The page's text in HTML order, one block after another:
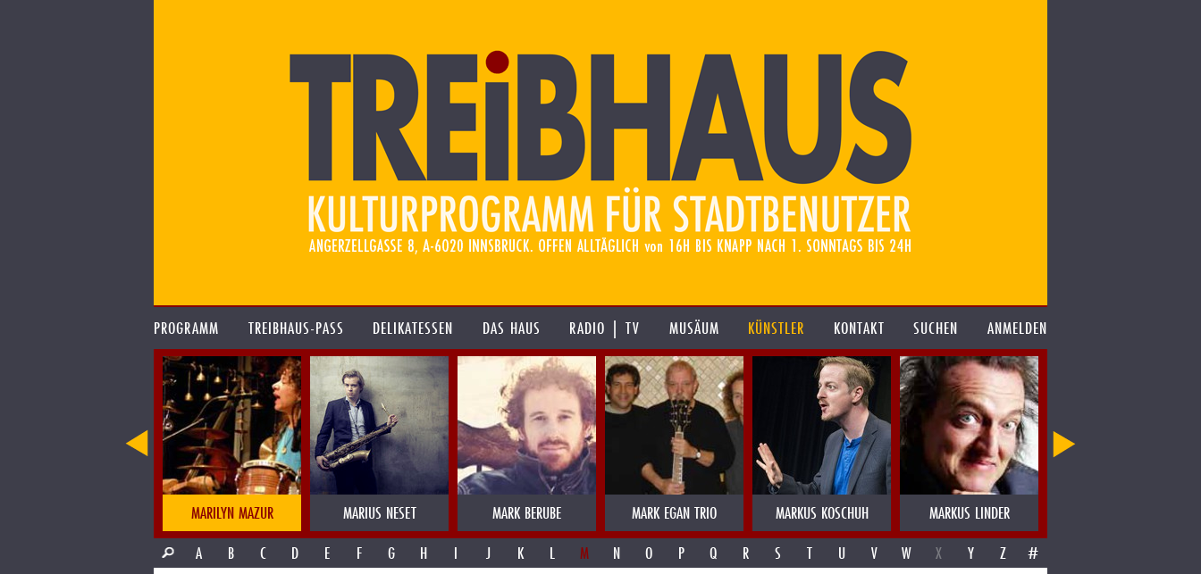
PROGRAMM TREIBHAUS-PASS DELIKATESSEN DAS HAUS RADIO | TV MUSÄUM KÜNSTLER KONTAKT SUCHEN ANMELDEN
MARILYN MAZUR MARIUS NESET MARK BERUBE MARK EGAN TRIO MARKUS KOSCHUH MARKUS LINDER
A
B C D E F G H I J K L M N O P Q R S T U V W X Y Z #